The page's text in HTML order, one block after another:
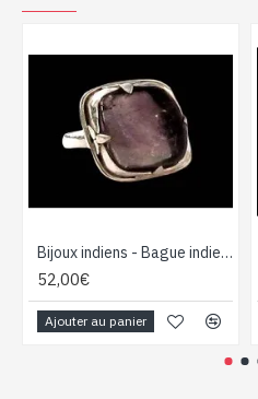
Bijoux indiens - Bague indienne Améthyste
52,00€
Ajouter au panier